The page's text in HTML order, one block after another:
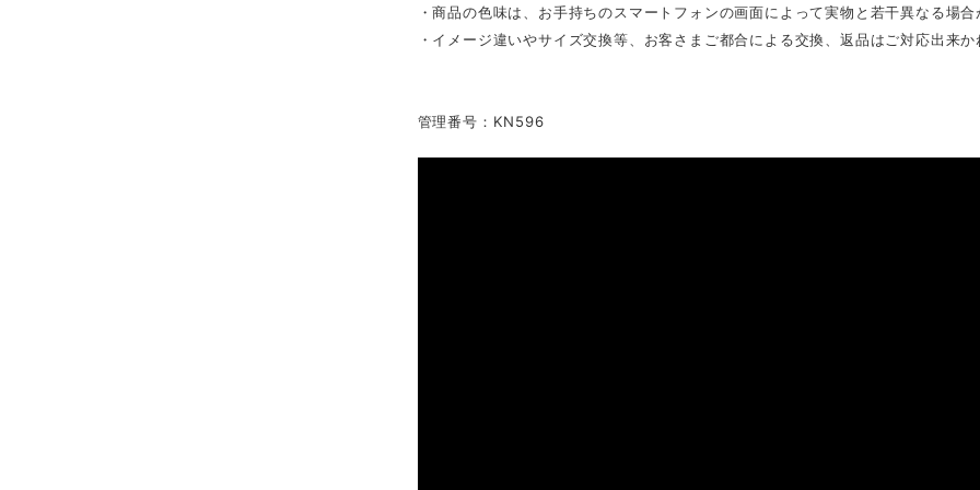
・商品の色味は、お手持ちのスマートフォンの画面によって実物と若干異なる場合
・イメージ違いやサイズ交換等、お客さまご都合による交換、返品はご対応出来か
管理番号：KN596